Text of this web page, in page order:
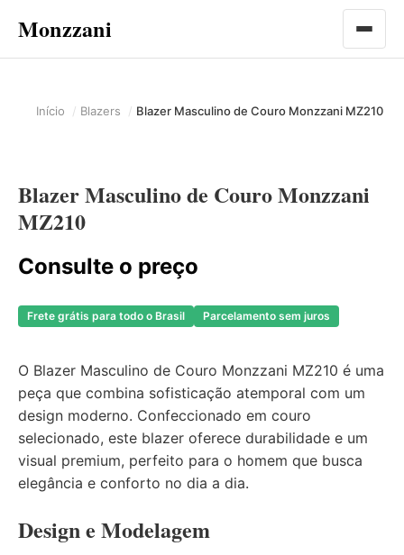
Monzzani Abrir
Início Blazers Blazer Masculino de Couro Monzzani MZ210
Blazer Masculino de Couro Monzzani
MZ210
Consulte o preço
Frete grátis para todo o Brasil Parcelamento sem juros
O Blazer Masculino de Couro Monzzani MZ210 é uma
peça que combina sofisticação atemporal com um
design moderno. Confeccionado em couro
selecionado, este blazer oferece durabilidade e um
visual premium, perfeito para o homem que busca
elegância e conforto no dia a dia.
Design e Modelagem